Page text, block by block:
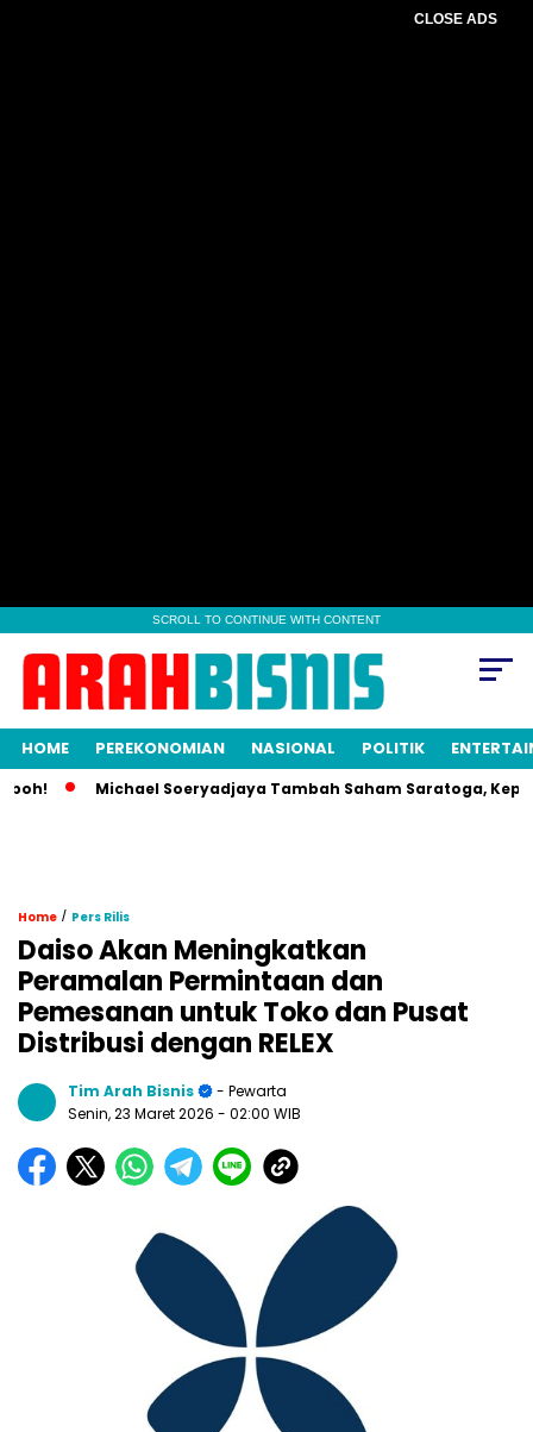
CLOSE ADS
SCROLL TO CONTINUE WITH CONTENT
HOME PEREKONOMIAN NASIONAL POLITIK
Michael Soeryadjaya Tambah Saham Saratoga,
Home / Pers Rilis
Daiso Akan Meningkatkan
Peramalan Permintaan dan
Pemesanan untuk Toko dan Pusat
Distribusi dengan RELEX
Tim Arah Bisnis
- Pewarta
Senin, 23 Maret 2026 - 02:00 WIB